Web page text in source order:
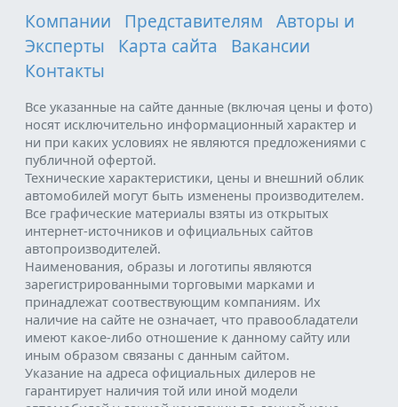
Компании Представителям
Авторы и
Эксперты
Карта сайта
Вакансии
Контакты
Все указанные на сайте данные (включая цены и фото)
носят исключительно информационный характер и
ни при каких условиях не являются предложениями с
публичной офертой.
Технические характеристики, цены и внешний облик
автомобилей могут быть изменены производителем.
Все графические материалы взяты из открытых
интернет-источников и официальных сайтов
автопроизводителей.
Наименования, образы и логотипы являются
зарегистрированными торговыми марками и
принадлежат соотвествующим компаниям. Их
наличие на сайте не означает, что правообладатели
имеют какое-либо отношение к данному сайту или
иным образом связаны с данным сайтом.
Указание на адреса официальных дилеров не
гарантирует наличия той или иной модели